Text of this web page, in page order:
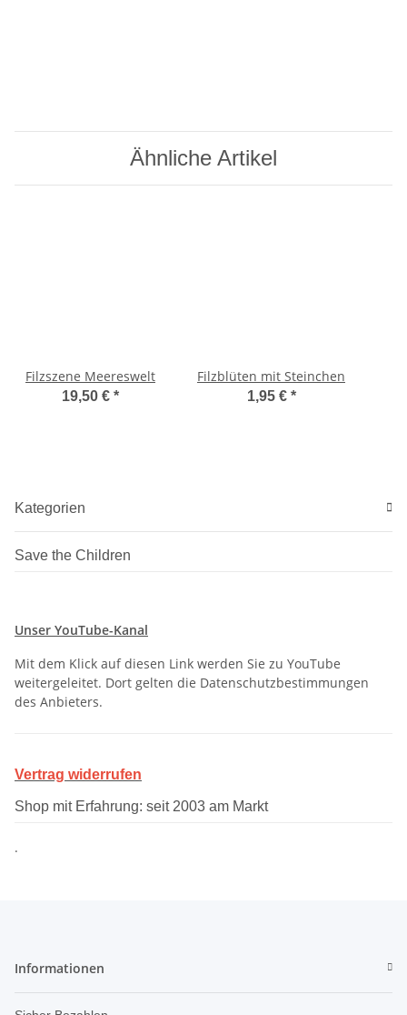
Ähnliche Artikel
Filzszene Meereswelt
19,50 € *
Filzblüten mit Steinchen
1,95 € *
Kategorien
Save the Children
Unser YouTube-Kanal
Mit dem Klick auf diesen Link werden Sie zu YouTube
weitergeleitet. Dort gelten die Datenschutzbestimmungen
des Anbieters.
Vertrag widerrufen
Shop mit Erfahrung: seit 2003 am Markt
.
Informationen